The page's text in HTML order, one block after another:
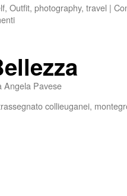
, Outfit, photography, travel |
Angela Pavese
collieuganei,